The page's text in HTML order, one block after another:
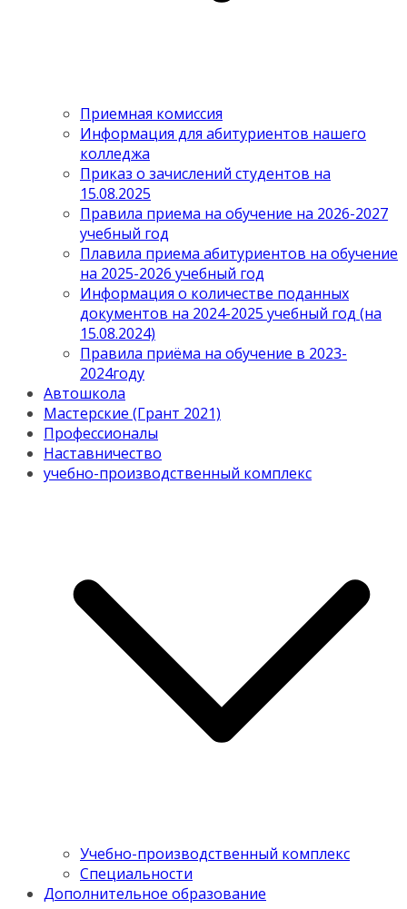
Приемная комиссия
Информация для абитуриентов нашего
колледжа
Приказ о зачислений студентов на
15.08.2025
Правила приема на обучение на 2026-2027
учебный год
Плавила приема абитуриентов на обучение
на 2025-2026 учебный год
Информация о количестве поданных
документов на 2024-2025 учебный год (на
15.08.2024)
Правила приёма на обучение в 2023-
2024году
Автошкола
Мастерские (Грант 2021)
Профессионалы
Наставничество
учебно-производственный комплекс
Учебно-производственный комплекс
Специальности
Дополнительное образование